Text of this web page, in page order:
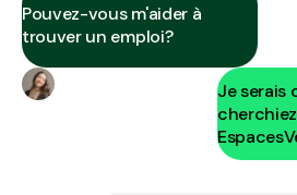
Pouvez-vous m'aider à
trouver un emploi?
Je serais